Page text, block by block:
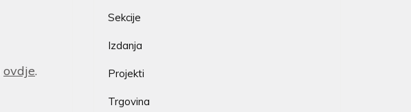
ovdje.
Sekcije
Izdanja
Projekti
Trgovina